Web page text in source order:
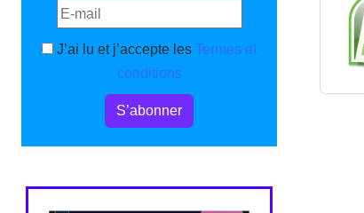
J’ai lu et j’accepte les Termes et
conditions
S’abonner